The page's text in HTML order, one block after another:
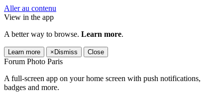
Aller au contenu
View in the app
A better way to browse. Learn more.
Learn more × Dismiss Close
Forum Photo Paris
A full-screen app on your home screen with push notifications,
badges and more.